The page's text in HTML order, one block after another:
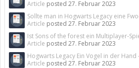
Article posted 27. Februar 2023
Sollte man in Hogwarts Legacy eine
Article posted 27. Februar 2023
Ist Sons of the forest ein Multiplayer-
Article posted 27. Februar 2023
Hogwarts Legacy Ein Vogel in der
Article posted 27. Februar 2023